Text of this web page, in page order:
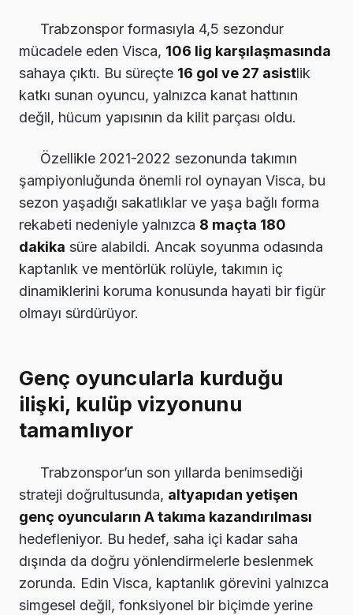
Trabzonspor formasıyla 4,5 sezondur
mücadele eden Visca, 106 lig karşılaşmasında
sahaya çıktı. Bu süreçte 16 gol ve 27 asistlik
katkı sunan oyuncu, yalnızca kanat hattının
değil, hücum yapısının da kilit parçası oldu.
Özellikle 2021-2022 sezonunda takımın
şampiyonluğunda önemli rol oynayan Visca, bu
sezon yaşadığı sakatlıklar ve yaşa bağlı forma
rekabeti nedeniyle yalnızca 8 maçta 180
dakika süre alabildi. Ancak soyunma odasında
kaptanlık ve mentörlük rolüyle, takımın iç
dinamiklerini koruma konusunda hayati bir figür
olmayı sürdürüyor.
Genç oyuncularla kurduğu
ilişki, kulüp vizyonunu
tamamlıyor
Trabzonspor’un son yıllarda benimsediği
strateji doğrultusunda, altyapıdan yetişen
genç oyuncuların A takıma kazandırılması
hedefleniyor. Bu hedef, saha içi kadar saha
dışında da doğru yönlendirmelerle beslenmek
zorunda. Edin Visca, kaptanlık görevini yalnızca
simgesel değil, fonksiyonel bir biçimde yerine